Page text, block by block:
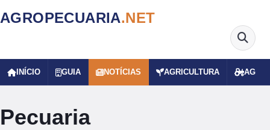
AGROPECUARIA.NET
INÍCIO GUIA NOTÍCIAS AGRICULTURA
Pecuaria